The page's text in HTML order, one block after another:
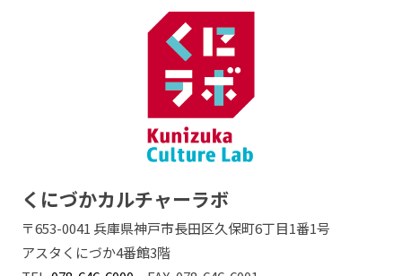
くにづかカルチャーラボ
〒653-0041 兵庫県神戸市長田区久保町6丁目1番1号
アスタくにづか4番館3階